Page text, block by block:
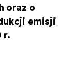
oraz o
emisji
r.